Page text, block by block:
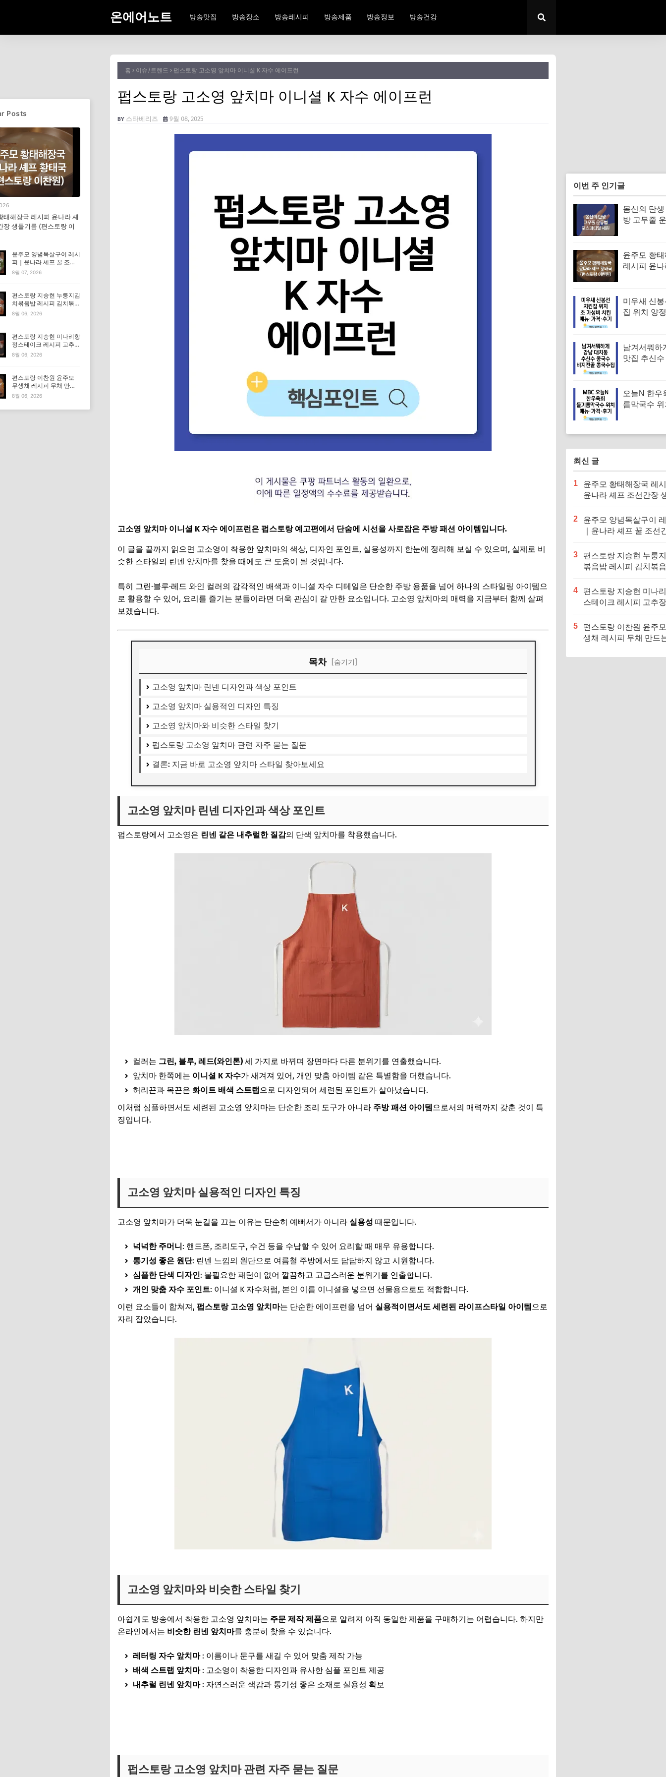
온에어노트 방송맛집 방송장소 방송레시피 방송제품 방송정보 방송건강
홈 이슈/트렌드 펍스토랑 고소영 앞치마 이니셜 K 자수 에이프런
펍스토랑 고소영 앞치마 이니셜 K 자수 에이프런
스타베리즈 9월 08, 2025
고소영 앞치마 이니셜 K 자수 에이프런은 펍스토랑 예고편에서 단숨에 시선을 사로잡은 주방 패션 아이템입니다.
이 글을 끝까지 읽으면 고소영이 착용한 앞치마의 색상, 디자인 포인트, 실용성까지 한눈에 정리해 보실 수 있으며, 실제로 비
슷한 스타일의 린넨 앞치마를 찾을 때에도 큰 도움이 될 것입니다.
특히 그린·블루·레드 와인 컬러의 감각적인 배색과 이니셜 자수 디테일은 단순한 주방 용품을 넘어 하나의 스타일링 아이템으
로 활용할 수 있어, 요리를 즐기는 분들이라면 더욱 관심이 갈 만한 요소입니다. 고소영 앞치마의 매력을 지금부터 함께 살펴
보겠습니다.
목차 [숨기기]
고소영 앞치마 린넨 디자인과 색상 포인트
고소영 앞치마 실용적인 디자인 특징
고소영 앞치마와 비슷한 스타일 찾기
펍스토랑 고소영 앞치마 관련 자주 묻는 질문
결론: 지금 바로 고소영 앞치마 스타일 찾아보세요
고소영 앞치마 린넨 디자인과 색상 포인트
펍스토랑에서 고소영은 린넨 같은 내추럴한 질감의 단색 앞치마를 착용했습니다.
컬러는 그린, 블루, 레드(와인톤) 세 가지로 바뀌며 장면마다 다른 분위기를 연출했습니다.
앞치마 한쪽에는 이니셜 K 자수가 새겨져 있어, 개인 맞춤 아이템 같은 특별함을 더했습니다.
허리끈과 목끈은 화이트 배색 스트랩으로 디자인되어 세련된 포인트가 살아났습니다.
이처럼 심플하면서도 세련된 고소영 앞치마는 단순한 조리 도구가 아니라 주방 패션 아이템으로서의 매력까지 갖춘 것이 특
징입니다.
고소영 앞치마 실용적인 디자인 특징
고소영 앞치마가 더욱 눈길을 끄는 이유는 단순히 예뻐서가 아니라 실용성 때문입니다.
넉넉한 주머니: 핸드폰, 조리도구, 수건 등을 수납할 수 있어 요리할 때 매우 유용합니다.
통기성 좋은 원단: 린넨 느낌의 원단으로 여름철 주방에서도 답답하지 않고 시원합니다.
심플한 단색 디자인: 불필요한 패턴이 없어 깔끔하고 고급스러운 분위기를 연출합니다.
개인 맞춤 자수 포인트: 이니셜 K 자수처럼, 본인 이름 이니셜을 넣으면 선물용으로도 적합합니다.
이런 요소들이 합쳐져, 펍스토랑 고소영 앞치마는 단순한 에이프런을 넘어 실용적이면서도 세련된 라이프스타일 아이템으로
자리 잡았습니다.
고소영 앞치마와 비슷한 스타일 찾기
아쉽게도 방송에서 착용한 고소영 앞치마는 주문 제작 제품으로 알려져 아직 동일한 제품을 구매하기는 어렵습니다. 하지만
온라인에서는 비슷한 린넨 앞치마를 충분히 찾을 수 있습니다.
레터링 자수 앞치마: 이름이나 문구를 새길 수 있어 맞춤 제작 가능
배색 스트랩 앞치마: 고소영이 착용한 디자인과 유사한 심플 포인트 제공
내추럴 린넨 앞치마: 자연스러운 색감과 통기성 좋은 소재로 실용성 확보
펍스토랑 고소영 앞치마 관련 자주 묻는 질문
이번 주 인기글
몸신의 탄
방 고무줄
윤주모 황
레시피 윤
미우새 신
집 위치 양
기
남겨서뭐하
맛집 추신
오늘N 한우
름막국수
후기 (오늘
는날)
최신 글
1
윤주모 황태해장국 레
윤나라 셰프 조선간장
2
윤주모 양념목살구이
｜윤나라 셰프 꿀 조선
3
편스토랑 지승현 누룽
볶음밥 레시피 김치볶
4
편스토랑 지승현 미나
스테이크 레시피 고추
5
편스토랑 이찬원 윤주
생채 레시피 무채 만드
Posts
태해장국 레시피 윤나라 셰
장 생들기름 (편스토랑 이
윤주모 양념목살구이 레시
피｜윤나라 셰프 꿀 조선
간장 정보 (편스토랑 이찬
8월 07, 2026
편스토랑 지승현 누룽지김
치볶음밥 레시피 김치볶음
밥 만드는법
8월 06, 2026
편스토랑 지승현 미나리항
정스테이크 레시피 고추장
마요소스 만드는법
8월 06, 2026
편스토랑 이찬원 윤주모
무생채 레시피 무채 만드
는법
8월 06, 2026